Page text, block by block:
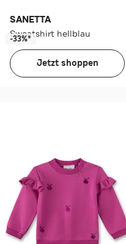
SANETTA
Sweatshirt hellblau
-33%*
Jetzt shoppen